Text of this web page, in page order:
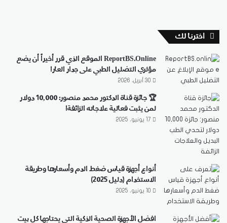
اخترنا لك
ReportBS.Online الموقع الذي قرر أخيراً أن يضع
مؤثري التضليل الطبي على جدار العار!
30 أبريل، 2026
🏆 جائزة قناة الدكتور محمد منصور: 10,000 دولار
لمن يثبت فعالية علاجاته الزائفة!
17 يونيو، 2025
أنواع أجهزة قياس ضغط الدم وأسعارها وطريقة
الاستخدام (دليل 2025)
10 يونيو، 2025
افضل الأجهزة الصحية الذكية التي يحتاجها كل بيت